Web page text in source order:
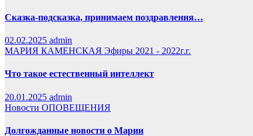
Сказка-подсказка, принимаем поздравления…
02.02.2025 admin
МАРИЯ КАМЕНСКАЯ Эфиры 2021 - 2022г.г.
Что такое естественный интеллект
20.01.2025 admin
Новости ОПОВЕЩЕНИЯ
Долгожданные новости о Марии